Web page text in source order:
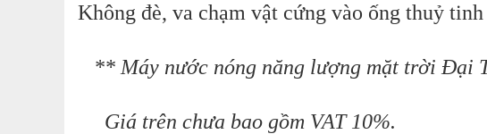
Không đè, va chạm vật cứng vào ống thuỷ
** Máy nước nóng năng lượng mặt trời Đại
Giá trên chưa bao gồm VAT 10%.